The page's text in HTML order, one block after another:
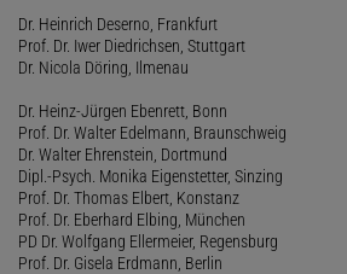
Dr. Heinrich Deserno, Frankfurt
Prof. Dr. Iwer Diedrichsen, Stuttgart
Dr. Nicola Döring, Ilmenau
Dr. Heinz-Jürgen Ebenrett, Bonn
Prof. Dr. Walter Edelmann, Braunschweig
Dr. Walter Ehrenstein, Dortmund
Dipl.-Psych. Monika Eigenstetter, Sinzing
Prof. Dr. Thomas Elbert, Konstanz
Prof. Dr. Eberhard Elbing, München
PD Dr. Wolfgang Ellermeier, Regensburg
Prof. Dr. Gisela Erdmann, Berlin